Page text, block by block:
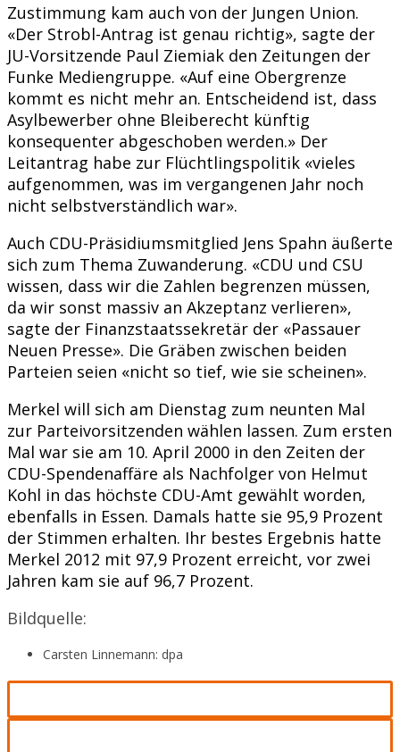
Zustimmung kam auch von der Jungen Union.
«Der Strobl-Antrag ist genau richtig», sagte der
JU-Vorsitzende Paul Ziemiak den Zeitungen der
Funke Mediengruppe. «Auf eine Obergrenze
kommt es nicht mehr an. Entscheidend ist, dass
Asylbewerber ohne Bleiberecht künftig
konsequenter abgeschoben werden.» Der
Leitantrag habe zur Flüchtlingspolitik «vieles
aufgenommen, was im vergangenen Jahr noch
nicht selbstverständlich war».
Auch CDU-Präsidiumsmitglied Jens Spahn äußerte
sich zum Thema Zuwanderung. «CDU und CSU
wissen, dass wir die Zahlen begrenzen müssen,
da wir sonst massiv an Akzeptanz verlieren»,
sagte der Finanzstaatssekretär der «Passauer
Neuen Presse». Die Gräben zwischen beiden
Parteien seien «nicht so tief, wie sie scheinen».
Merkel will sich am Dienstag zum neunten Mal
zur Parteivorsitzenden wählen lassen. Zum ersten
Mal war sie am 10. April 2000 in den Zeiten der
CDU-Spendenaffäre als Nachfolger von Helmut
Kohl in das höchste CDU-Amt gewählt worden,
ebenfalls in Essen. Damals hatte sie 95,9 Prozent
der Stimmen erhalten. Ihr bestes Ergebnis hatte
Merkel 2012 mit 97,9 Prozent erreicht, vor zwei
Jahren kam sie auf 96,7 Prozent.
Bildquelle:
Carsten Linnemann: dpa